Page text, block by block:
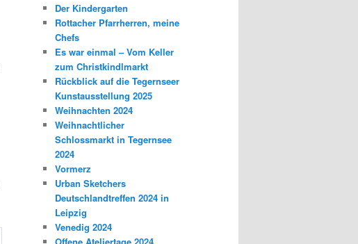
Der Kindergarten
Rottacher Pfarrherren, meine
Chefs
Es war einmal – Vom Keller
zum Christkindlmarkt
Rückblick auf die Tegernseer
Kunstausstellung 2025
Weihnachten 2024
Weihnachtlicher
Schlossmarkt in Tegernsee
2024
Vormerz
Urban Sketchers
Deutschlandtreffen 2024 in
Leipzig
Venedig 2024